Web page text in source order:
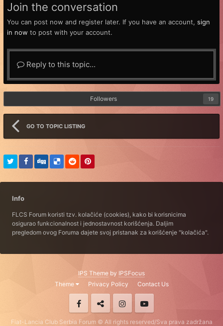
Join the conversation
You can post now and register later. If you have an account, sign
in now to post with your account.
Reply to this topic...
Followers 19
GO TO TOPIC LISTING
Info
FLCS Forum koristi tzv. kolačiće (cookies), kako bi korisnicima
osigurao funkcionalnost i jednostavnost korišćenja. Daljim
pregledom ovog Foruma dajete svoj pristanak za korišćenje "kolačića".
IPS Theme by IPSFocus
Theme
Privacy Policy Contact Us
Fiat-Lancia Club Serbia Forum © All rights reserved/Sva prava zadržana